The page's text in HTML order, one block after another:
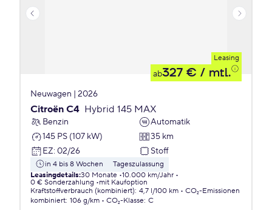
Leasing
ab327 € / mtl.
Neuwagen | 2026
Citroën C4 Hybrid 145 MAX
Benzin
Automatik
145 PS (107 kW)
35 km
EZ: 02/26 Stoff
in 4 bis 8 Wochen
Tageszulassung
Leasingdetails:30 Monate 10.000 km/Jahr
0 € Sonderzahlung
mit Kaufoption
Kraftstoffverbrauch (kombiniert): 4,7 l/100 km
CO₂-Emissionen
kombiniert: 106 g/km CO₂-Klasse: C